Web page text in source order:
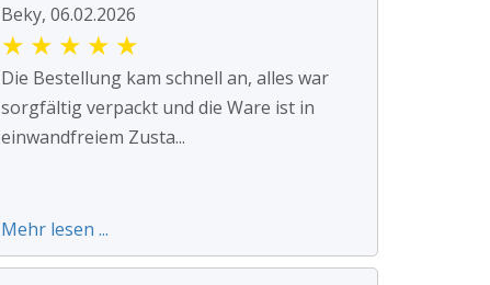
Beky, 06.02.2026
★ ★ ★ ★ ★
Die Bestellung kam schnell an, alles war
sorgfältig verpackt und die Ware ist in
einwandfreiem Zusta...
Mehr lesen ...